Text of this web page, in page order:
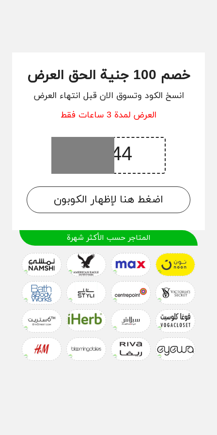
خصم 100 جنية الحق العرض
انسخ الكود وتسوق الان قبل انتهاء العرض
العرض لمدة 3 ساعات فقط
اضغط هنا لإظهار الكوبون
المتاجر حسب الأكثر شهرة